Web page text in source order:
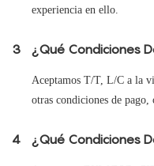
experiencia en ello.
3 ¿Qué Condiciones
Aceptamos T/T, L/C a la
otras condiciones de pago,
4 ¿Qué Condiciones